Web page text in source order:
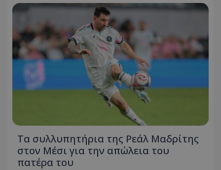
Τα συλλυπητήρια της Ρεάλ Μαδρίτης
στον Μέσι για την απώλεια του
πατέρα του